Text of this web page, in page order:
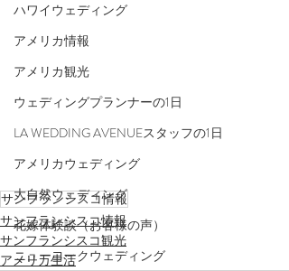
ハワイウェディング
アメリカ情報
アメリカ観光
ウェディングプランナーの1日
LA WEDDING AVENUEスタッフの1日
アメリカウェディング
大自然ウェディング
花嫁体験談（お客様の声）
ニューヨークウェディング
サンフランシスコ情報
サンフランシスコ情報
サンフランシスコ観光
アメリカ生活